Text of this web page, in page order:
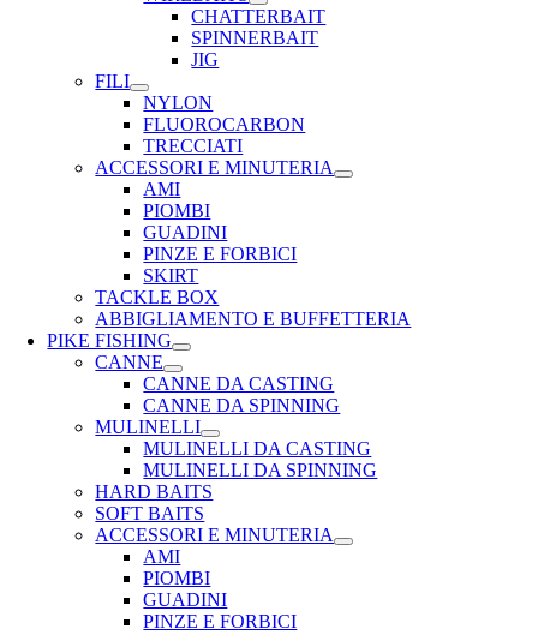
CHATTERBAIT
SPINNERBAIT
JIG
FILI
NYLON
FLUOROCARBON
TRECCIATI
ACCESSORI E MINUTERIA
AMI
PIOMBI
GUADINI
PINZE E FORBICI
SKIRT
TACKLE BOX
ABBIGLIAMENTO E BUFFETTERIA
PIKE FISHING
CANNE
CANNE DA CASTING
CANNE DA SPINNING
MULINELLI
MULINELLI DA CASTING
MULINELLI DA SPINNING
HARD BAITS
SOFT BAITS
ACCESSORI E MINUTERIA
AMI
PIOMBI
GUADINI
PINZE E FORBICI